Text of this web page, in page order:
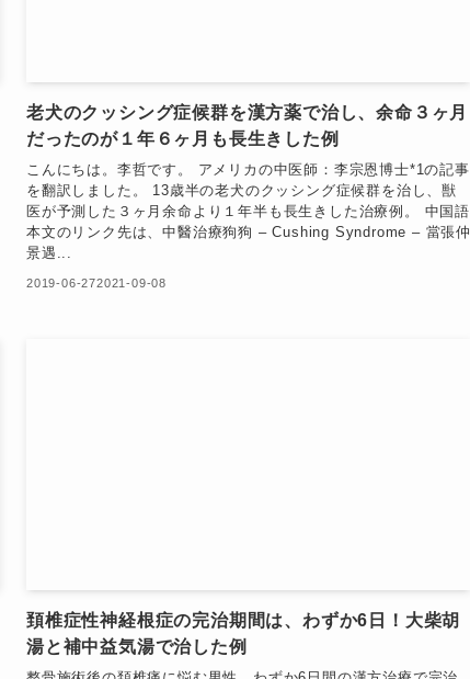
老犬のクッシング症候群を漢方薬で治し、余命３ヶ月
だったのが１年６ヶ月も長生きした例
こんにちは。李哲です。 アメリカの中医師：李宗恩博士*1の記事
を翻訳しました。 13歳半の老犬のクッシング症候群を治し、獣
医が予測した３ヶ月余命より１年半も長生きした治療例。 中国語
本文のリンク先は、中醫治療狗狗 – Cushing Syndrome – 當張仲
景遇...
2019-06-272021-09-08
頚椎症性神経根症の完治期間は、わずか6日！大柴胡
湯と補中益気湯で治した例